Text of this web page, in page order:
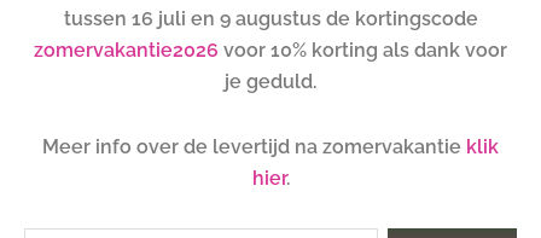
tussen 16 juli en 9 augustus de kortingscode
zomervakantie2026 voor 10% korting als dank voor
je geduld.
Meer info over de levertijd na zomervakantie klik
hier.